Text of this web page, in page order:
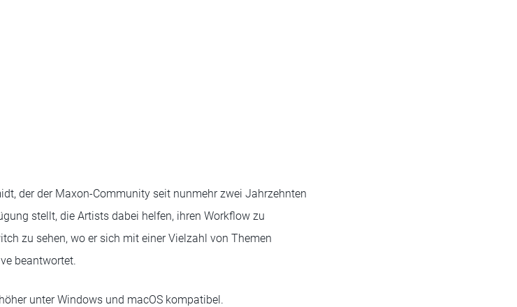
der der Maxon-Community seit nunmehr zwei Jahrzehnten
stellt, die Artists dabei helfen, ihren Workflow zu
zu sehen, wo er sich mit einer Vielzahl von Themen
beantwortet.
unter Windows und macOS kompatibel.